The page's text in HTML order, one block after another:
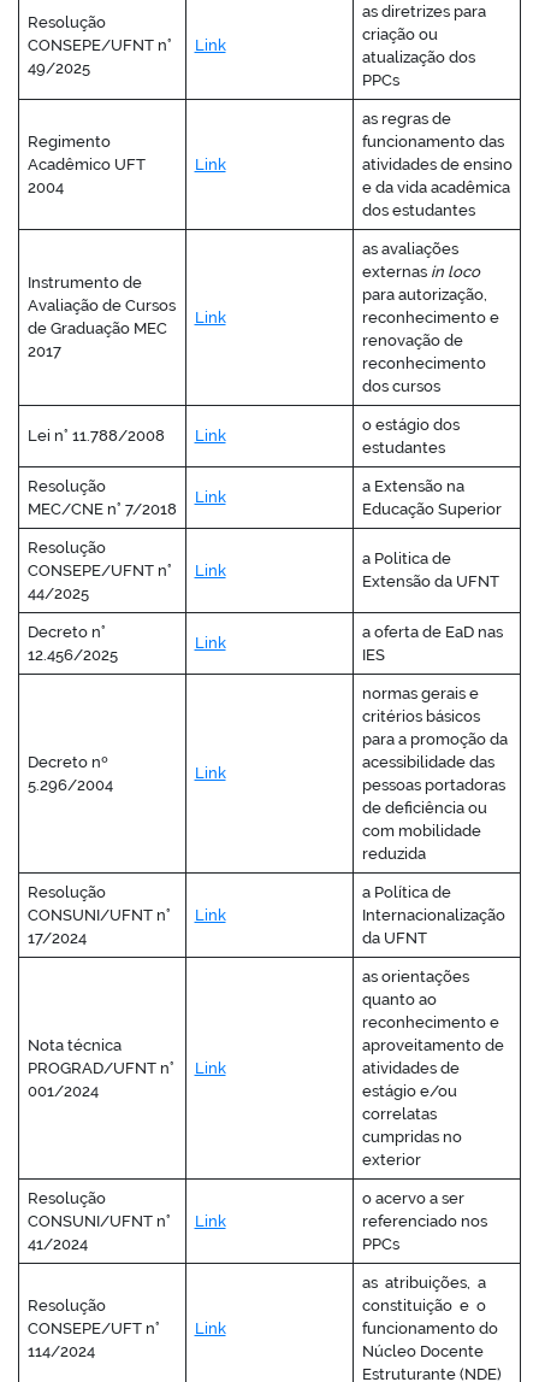
portal
Resolução
CONSEPE/UFNT n°
49/2025
Link
as diretrizes para
criação ou
atualização dos
PPCs
Regimento
Acadêmico UFT
2004
Link
as regras de
funcionamento das
atividades de ensino
e da vida acadêmica
dos estudantes
Instrumento de
Avaliação de Cursos
de Graduação MEC
2017
Link
as avaliações
externas in loco
para autorização,
reconhecimento e
renovação de
reconhecimento
dos cursos
Lei n° 11.788/2008 Link
o estágio dos
estudantes
Resolução
MEC/CNE n° 7/2018
Link
a Extensão na
Educação Superior
Resolução
CONSEPE/UFNT n°
44/2025
Link
a Politica de
Extensão da UFNT
Decreto n°
12.456/2025
Link
a oferta de EaD nas
IES
Decreto nº
5.296/2004
Link
normas gerais e
critérios básicos
para a promoção da
acessibilidade das
pessoas portadoras
de deficiência ou
com mobilidade
reduzida
Resolução
CONSUNI/UFNT n°
17/2024
Link
a Política de
Internacionalização
da UFNT
Nota técnica
PROGRAD/UFNT n°
001/2024
Link
as orientações
quanto ao
reconhecimento e
aproveitamento de
atividades de
estágio e/ou
correlatas
cumpridas no
exterior
Resolução
CONSUNI/UFNT n°
41/2024
Link
o acervo a ser
referenciado nos
PPCs
Resolução
CONSEPE/UFT n°
114/2024
Link
as atribuições, a
constituição e o
funcionamento do
Núcleo Docente
Estruturante (NDE)